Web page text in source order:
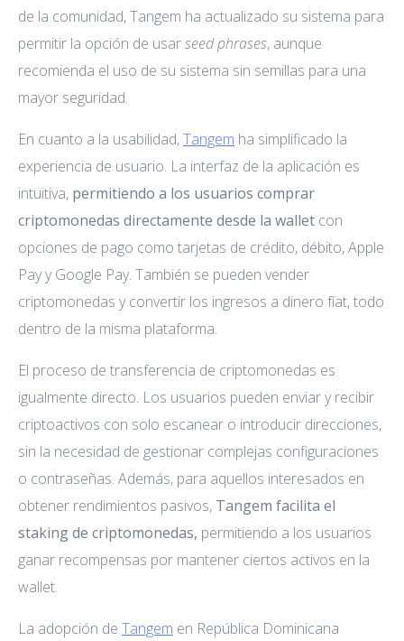
de la comunidad, Tangem ha actualizado su sistema para
permitir la opción de usarseed phrases, aunque
recomienda el uso de su sistema sin semillas para una
mayor seguridad.
En cuanto a la usabilidad,Tangem ha simplificado la
experiencia de usuario. La interfaz de la aplicación es
intuitiva, permitiendo a los usuarios comprar
criptomonedas directamente desde la wallet con
opciones de pago como tarjetas de crédito, débito, Apple
Pay y Google Pay. También se pueden vender
criptomonedas y convertir los ingresos a dinero fíat, todo
dentro de la misma plataforma.
El proceso de transferencia de criptomonedas es
igualmente directo. Los usuarios pueden enviar y recibir
criptoactivos con solo escanear o introducir direcciones,
sin la necesidad de gestionar complejas configuraciones
o contraseñas. Además, para aquellos interesados en
obtener rendimientos pasivos, Tangem facilita el
staking de criptomonedas, permitiendo a los usuarios
ganar recompensas por mantener ciertos activos en la
wallet.
La adopción de Tangem en República Dominicana